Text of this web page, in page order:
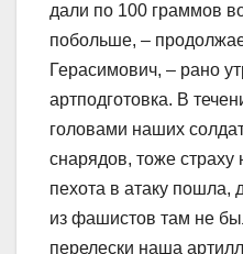
дали по 100 граммов
побольше, –
Герасимович, – рано
артподготовка. В
головами наших
снарядов, тоже страху
пехота в атаку пошла,
из фашистов там не
перелески наша